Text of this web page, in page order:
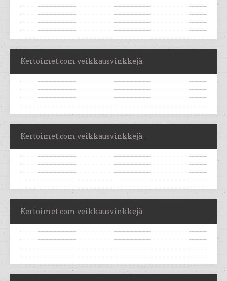
Kertoimet.com veikkausvinkkejä
Kertoimet.com veikkausvinkkejä
Kertoimet.com veikkausvinkkejä